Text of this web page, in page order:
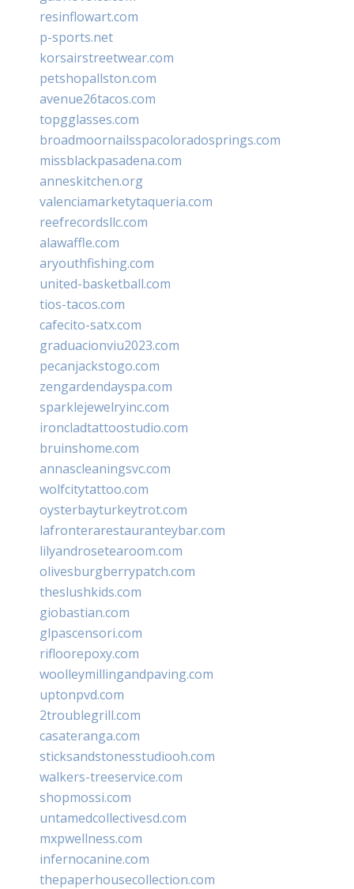
resinflowart.com
p-sports.net
korsairstreetwear.com
petshopallston.com
avenue26tacos.com
topgglasses.com
broadmoornailsspacoloradosprings.com
missblackpasadena.com
anneskitchen.org
valenciamarketytaqueria.com
reefrecordsllc.com
alawaffle.com
aryouthfishing.com
united-basketball.com
tios-tacos.com
cafecito-satx.com
graduacionviu2023.com
pecanjackstogo.com
zengardendayspa.com
sparklejewelryinc.com
ironcladtattoostudio.com
bruinshome.com
annascleaningsvc.com
wolfcitytattoo.com
oysterbayturkeytrot.com
lafronterarestauranteybar.com
lilyandrosetearoom.com
olivesburgberrypatch.com
theslushkids.com
giobastian.com
glpascensori.com
rifloorepoxy.com
woolleymillingandpaving.com
uptonpvd.com
2troublegrill.com
casateranga.com
sticksandstonesstudiooh.com
walkers-treeservice.com
shopmossi.com
untamedcollectivesd.com
mxpwellness.com
infernocanine.com
thepaperhousecollection.com